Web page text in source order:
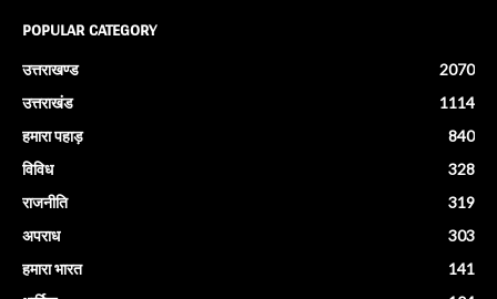
POPULAR CATEGORY
उत्तराखण्ड
2070
उत्तराखंड
1114
हमारा पहाड़
840
विविध
328
राजनीति
319
अपराध
303
हमारा भारत
141